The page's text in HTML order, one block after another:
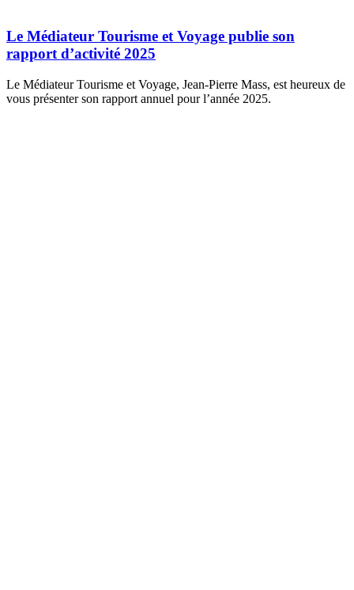
Le Médiateur Tourisme et Voyage publie son
rapport d’activité 2025
Le Médiateur Tourisme et Voyage, Jean-Pierre Mass, est heureux de
vous présenter son rapport annuel pour l’année 2025.